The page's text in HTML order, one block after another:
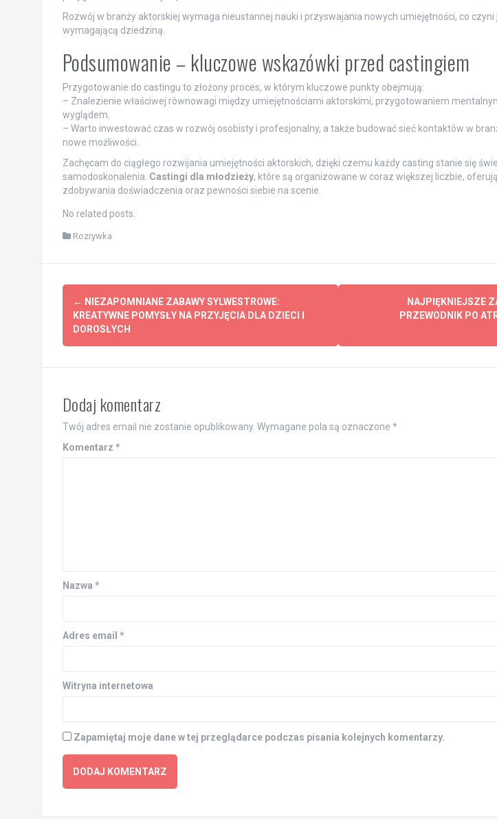
Rozwój w branży aktorskiej wymaga nieustannej nauki i przyswajania nowych umiejętności, co
wymagającą dziedziną.
Podsumowanie – kluczowe wskazówki przed castingiem
Przygotowanie do castingu to złożony proces, w którym kluczowe punkty obejmują:
– Znalezienie właściwej równowagi między umiejętnościami aktorskimi, przygotowaniem
wyglądem.
– Warto inwestować czas w rozwój osobisty i profesjonalny, a także budować sieć kontaktów w
nowe możliwości.
Zachęcam do ciągłego rozwijania umiejętności aktorskich, dzięki czemu każdy casting stanie się
samodoskonalenia. Castingi dla młodzieży, które są organizowane w coraz większej liczbie,
zdobywania doświadczenia oraz pewności siebie na scenie.
No related posts.
Rozrywka
Post
navigation
← NIEZAPOMNIANE ZABAWY SYLWESTROWE:
KREATYWNE POMYSŁY NA PRZYJĘCIA DLA DZIECI I
DOROSŁYCH
NAJPIĘKNIEJSZE
PRZEWODNIK PO
Dodaj komentarz
Twój adres email nie zostanie opublikowany. Wymagane pola są oznaczone *
Komentarz *
Nazwa *
Adres email *
Witryna internetowa
Zapamiętaj moje dane w tej przeglądarce podczas pisania kolejnych komentarzy.